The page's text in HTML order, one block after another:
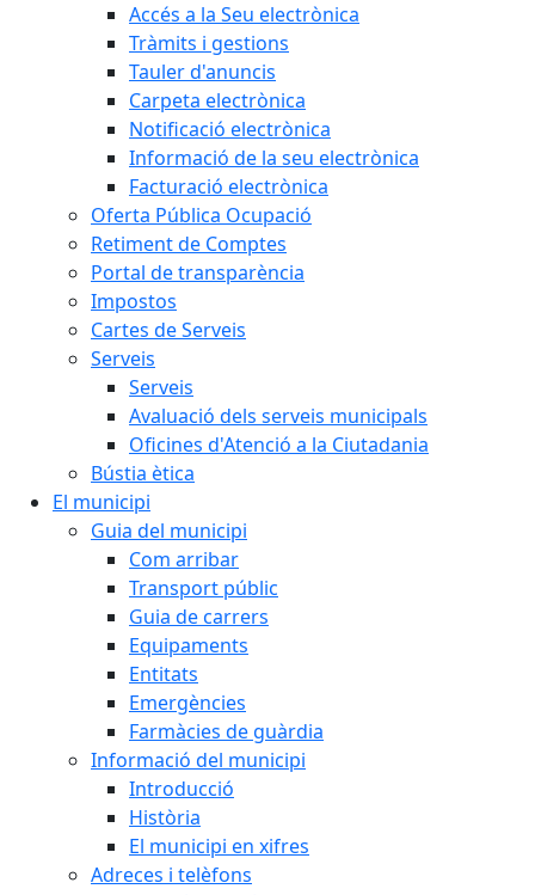
Accés a la Seu electrònica
Tràmits i gestions
Tauler d'anuncis
Carpeta electrònica
Notificació electrònica
Informació de la seu electrònica
Facturació electrònica
Oferta Pública Ocupació
Retiment de Comptes
Portal de transparència
Impostos
Cartes de Serveis
Serveis
Serveis
Avaluació dels serveis municipals
Oficines d'Atenció a la Ciutadania
Bústia ètica
El municipi
Guia del municipi
Com arribar
Transport públic
Guia de carrers
Equipaments
Entitats
Emergències
Farmàcies de guàrdia
Informació del municipi
Introducció
Història
El municipi en xifres
Adreces i telèfons